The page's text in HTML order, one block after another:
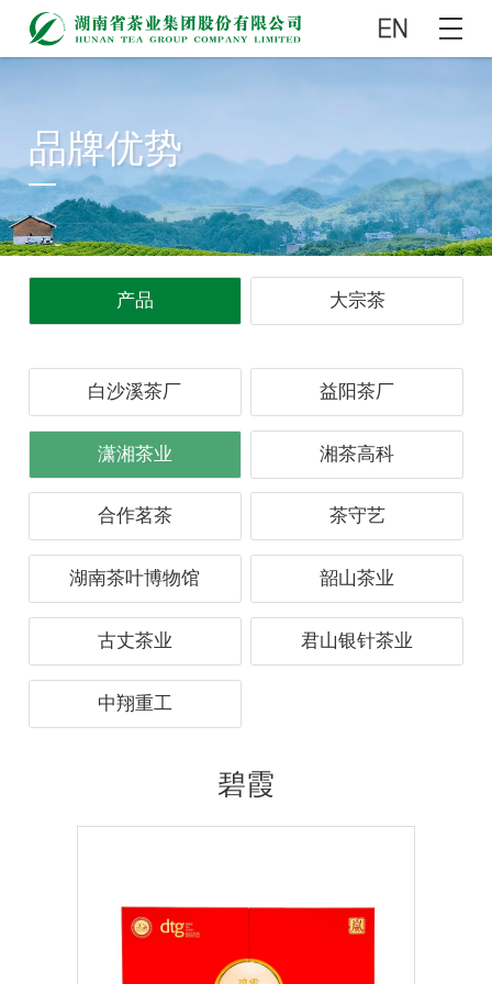
品牌优势
产品 大宗茶
白沙溪茶厂 益阳茶厂
潇湘茶业 湘茶高科
合作茗茶 茶守艺
湖南茶叶博物馆 韶山茶业
古丈茶业 君山银针茶业
中翔重工
碧霞